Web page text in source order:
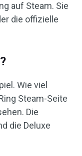
auf Steam. Sie
die offizielle
Wie viel
Steam-Seite
Die
die Deluxe